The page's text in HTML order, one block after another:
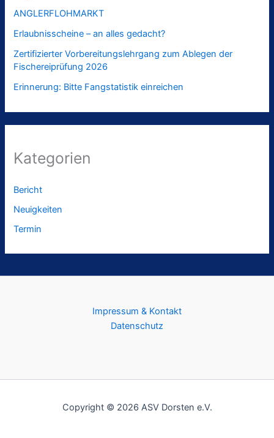
ANGLERFLOHMARKT
Erlaubnisscheine – an alles gedacht?
Zertifizierter Vorbereitungslehrgang zum Ablegen der
Fischereiprüfung 2026
Erinnerung: Bitte Fangstatistik einreichen
Kategorien
Bericht
Neuigkeiten
Termin
Impressum & Kontakt
Datenschutz
Copyright © 2026 ASV Dorsten e.V.